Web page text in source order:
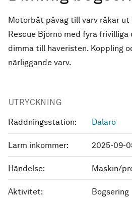
Motorbåt påväg till varv råkar ut
Rescue Björnö med fyra
dimma till haveristen. Koppling
närliggande varv.
UTRYCKNING
Räddningsstation: Dalarö
Larm inkommer: 2025-09-
Händelse: Maskin/
Aktivitet: Bogsering